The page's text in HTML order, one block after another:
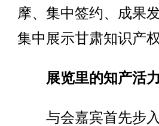
摩、集中签约、成果
集中展示甘肃知识产
展览里的知产活力
与会嘉宾首先步入